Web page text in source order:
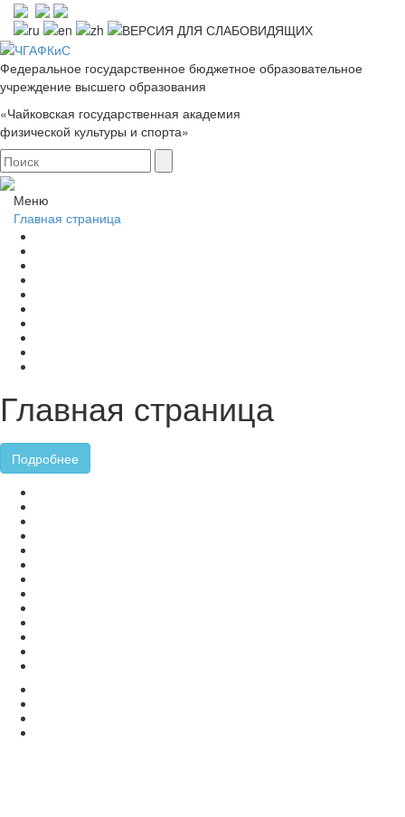
Федеральное государственное бюджетное образовательное
учреждение высшего образования
«Чайковская государственная академия
физической культуры и спорта»
Меню
Главная страница
Главная страница
Подробнее